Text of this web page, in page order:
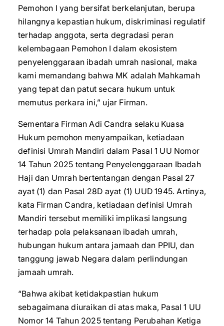
Pemohon I yang bersifat berkelanjutan, berupa
hilangnya kepastian hukum, diskriminasi regulatif
terhadap anggota, serta degradasi peran
kelembagaan Pemohon I dalam ekosistem
penyelenggaraan ibadah umrah nasional, maka
kami memandang bahwa MK adalah Mahkamah
yang tepat dan patut secara hukum untuk
memutus perkara ini,” ujar Firman.
Sementara Firman Adi Candra selaku Kuasa
Hukum pemohon menyampaikan, ketiadaan
definisi Umrah Mandiri dalam Pasal 1 UU Nomor
14 Tahun 2025 tentang Penyelenggaraan Ibadah
Haji dan Umrah bertentangan dengan Pasal 27
ayat (1) dan Pasal 28D ayat (1) UUD 1945. Artinya,
kata Firman Candra, ketiadaan definisi Umrah
Mandiri tersebut memiliki implikasi langsung
terhadap pola pelaksanaan ibadah umrah,
hubungan hukum antara jamaah dan PPIU, dan
tanggung jawab Negara dalam perlindungan
jamaah umrah.
“Bahwa akibat ketidakpastian hukum
sebagaimana diuraikan di atas maka, Pasal 1 UU
Nomor 14 Tahun 2025 tentang Perubahan Ketiga